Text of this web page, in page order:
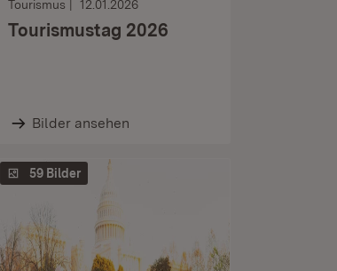
Tourismus 12.01.2026
Tourismustag 2026
Bilder ansehen
59 Bilder